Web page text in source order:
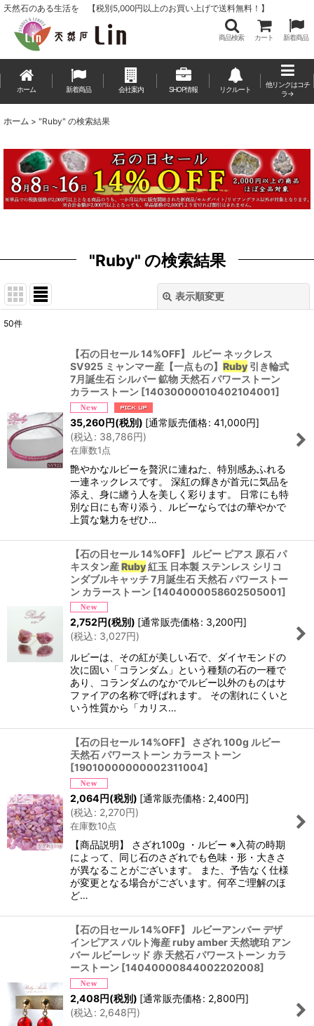
天然石のある生活を 【税別5,000円以上のお買い上げで送料無料！】
商品検索 カート 新着商品
ホーム 新着商品 会社案内 SHOP情報 リクルート
他リンクはコチ
ラ→
ホーム > "Ruby" の検索結果
"Ruby" の検索結果
表示順変更
絞り込む
50件
【石の日セール 14%OFF】 ルビー ネックレス
SV925 ミャンマー産【一点もの】 Ruby引き輪式
7月誕生石 シルバー 鉱物 天然石 パワーストーン
カラーストーン [14030000010402104001]
35,260円(税別) [通常販売価格: 41,000円]
(税込: 38,786円)
在庫数1点
艶やかなルビーを贅沢に連ねた、特別感あふれる
一連ネックレスです。 深紅の輝きが首元に気品を
添え、身に纏う人を美しく彩ります。 日常にも特
別な日にも寄り添う、ルビーならではの華やかで
上質な魅力をぜひ…
【石の日セール 14%OFF】 ルビー ピアス 原石 パ
キスタン産Ruby紅玉 日本製 ステンレス シリコ
ンダブルキャッチ 7月誕生石 天然石 パワーストー
ン カラーストーン [1404000058602505001]
2,752円(税別) [通常販売価格: 3,200円]
(税込: 3,027円)
ルビーは、その紅が美しい石で、ダイヤモンドの
次に固い「コランダム」という種類の石の一種で
あり、コランダムのなかでルビー以外のものはサ
ファイアの名称で呼ばれます。 その割れにくいと
いう性質から「カリス…
【石の日セール 14%OFF】 さざれ 100g ルビー
天然石 パワーストーン カラーストーン
[19010000000002311004]
2,064円(税別) [通常販売価格: 2,400円]
(税込: 2,270円)
在庫数10点
【商品説明】 さざれ100g ・ルビー ※入荷の時期
によって、同じ石のさざれでも色味・形・大きさ
が異なることがございます。 また、予告なく仕様
が変更となる場合がございます。何卒ご理解のほ
ど…
【石の日セール 14%OFF】 ルビーアンバー デザ
インピアス バルト海産 ruby amber 天然琥珀 アン
バー ルビーレッド 赤 天然石 パワーストーン カラ
ーストーン [14040000844002202008]
2,408円(税別) [通常販売価格: 2,800円]
(税込: 2,648円)